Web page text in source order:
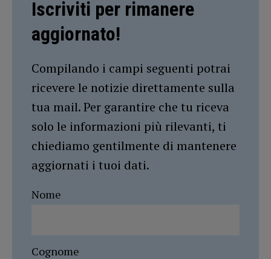
Iscriviti per rimanere
aggiornato!
Compilando i campi seguenti potrai
ricevere le notizie direttamente sulla
tua mail. Per garantire che tu riceva
solo le informazioni più rilevanti, ti
chiediamo gentilmente di mantenere
aggiornati i tuoi dati.
Nome
Cognome